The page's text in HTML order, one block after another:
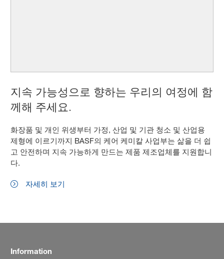
지속 가능성으로 향하는 우리의 여정에 함
께해 주세요.
화장품 및 개인 위생부터 가정, 산업 및 기관 청소 및 산업용
제형에 이르기까지 BASF의 케어 케미칼 사업부는 삶을 더 쉽
고 안전하며 지속 가능하게 만드는 제품 제조업체를 지원합니
다.
자세히 보기
Information